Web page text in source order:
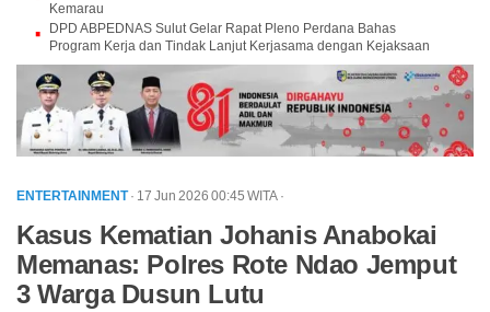
Kemarau
DPD ABPEDNAS Sulut Gelar Rapat Pleno Perdana Bahas
Program Kerja dan Tindak Lanjut Kerjasama dengan Kejaksaan
ENTERTAINMENT· 17 Jun 2026 00:45 WITA ·
Kasus Kematian Johanis Anabokai
Memanas: Polres Rote Ndao Jemput
3 Warga Dusun Lutu